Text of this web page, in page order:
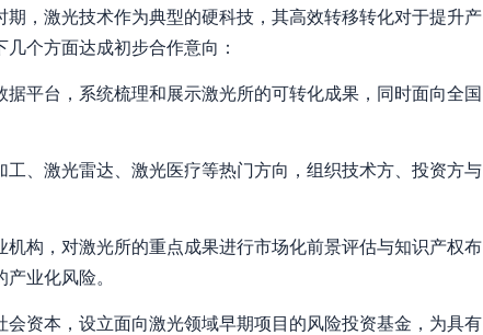
，激光技术作为典型的硬科技，其高效转移转化对于提升产
个方面达成初步合作意向：
平台，系统梳理和展示激光所的可转化成果，同时面向全国
、激光雷达、激光医疗等热门方向，组织技术方、投资方与
构，对激光所的重点成果进行市场化前景评估与知识产权布
业化风险。
资本，设立面向激光领域早期项目的风险投资基金，为具有